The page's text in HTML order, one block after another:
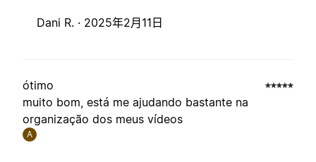
Dani R. · 2025年2月11日
ótimo
muito bom, está me ajudando bastante na
organização dos meus vídeos
A